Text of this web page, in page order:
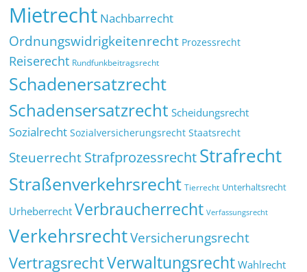
Mietrecht Nachbarrecht
Ordnungswidrigkeitenrecht Prozessrecht
Reiserecht Rundfunkbeitragsrecht
Schadenersatzrecht
Schadensersatzrecht Scheidungsrecht
Sozialrecht Sozialversicherungsrecht Staatsrecht
SteuerrechtStrafprozessrechtStrafrecht
Straßenverkehrsrecht Tierrecht Unterhaltsrecht
Urheberrecht Verbraucherrecht Verfassungsrecht
VerkehrsrechtVersicherungsrecht
VertragsrechtVerwaltungsrecht Wahlrecht